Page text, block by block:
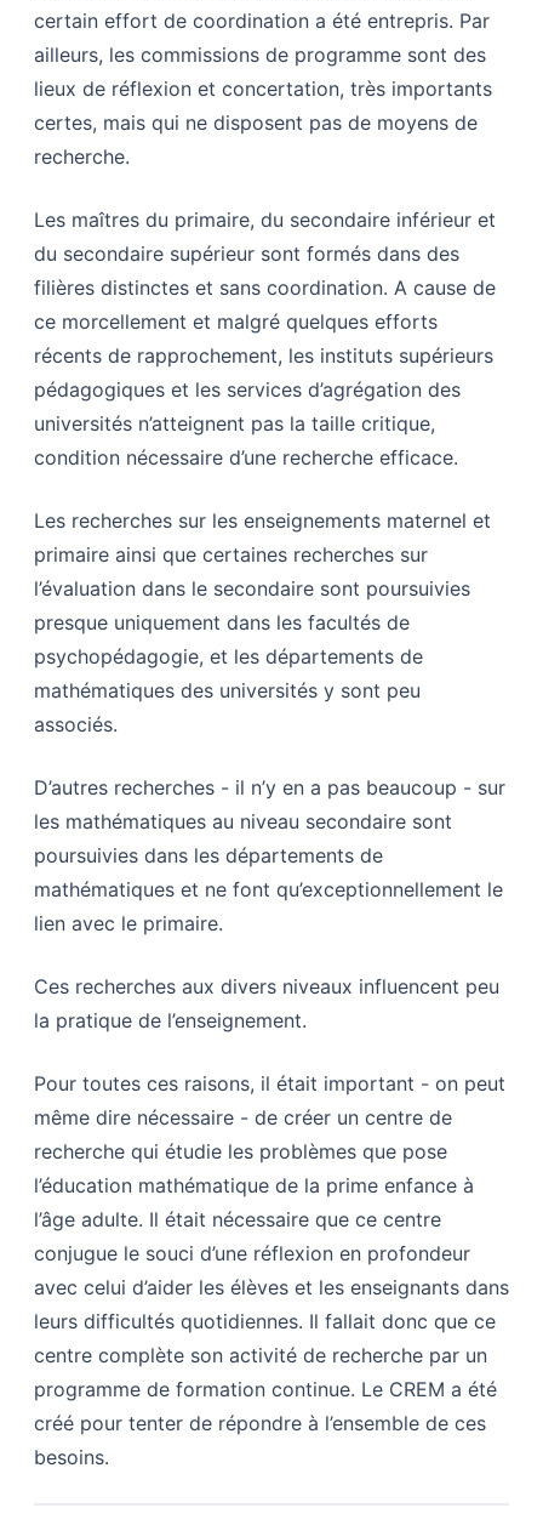
certain effort de coordination a été entrepris. Par
ailleurs, les commissions de programme sont des
lieux de réflexion et concertation, très importants
certes, mais qui ne disposent pas de moyens de
recherche.
Les maîtres du primaire, du secondaire inférieur et
du secondaire supérieur sont formés dans des
filières distinctes et sans coordination. A cause de
ce morcellement et malgré quelques efforts
récents de rapprochement, les instituts supérieurs
pédagogiques et les services d’agrégation des
universités n’atteignent pas la taille critique,
condition nécessaire d’une recherche efficace.
Les recherches sur les enseignements maternel et
primaire ainsi que certaines recherches sur
l’évaluation dans le secondaire sont poursuivies
presque uniquement dans les facultés de
psychopédagogie, et les départements de
mathématiques des universités y sont peu
associés.
D’autres recherches - il n’y en a pas beaucoup - sur
les mathématiques au niveau secondaire sont
poursuivies dans les départements de
mathématiques et ne font qu’exceptionnellement le
lien avec le primaire.
Ces recherches aux divers niveaux influencent peu
la pratique de l’enseignement.
Pour toutes ces raisons, il était important - on peut
même dire nécessaire - de créer un centre de
recherche qui étudie les problèmes que pose
l’éducation mathématique de la prime enfance à
l’âge adulte. Il était nécessaire que ce centre
conjugue le souci d’une réflexion en profondeur
avec celui d’aider les élèves et les enseignants dans
leurs difficultés quotidiennes. Il fallait donc que ce
centre complète son activité de recherche par un
programme de formation continue. Le CREM a été
créé pour tenter de répondre à l’ensemble de ces
besoins.